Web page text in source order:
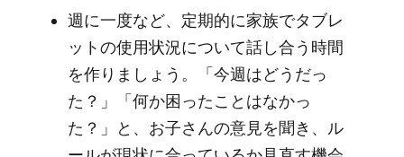
週に一度など、定期的に家族でタブレ
ットの使用状況について話し合う時間
を作りましょう。「今週はどうだっ
た？」「何か困ったことはなかっ
た？」と、お子さんの意見を聞き、ル